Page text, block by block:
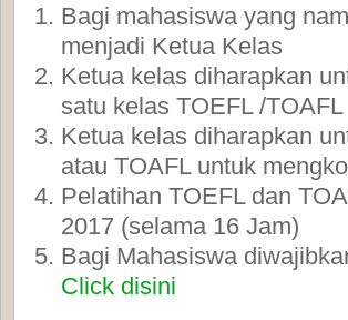
Bagi mahasiswa yang
menjadi Ketua Kelas
Ketua kelas diharapkan
satu kelas TOEFL /TOAFL
Ketua kelas diharapkan
atau TOAFL untuk
Pelatihan TOEFL dan
2017 (selama 16 Jam)
Bagi Mahasiswa
Click disini